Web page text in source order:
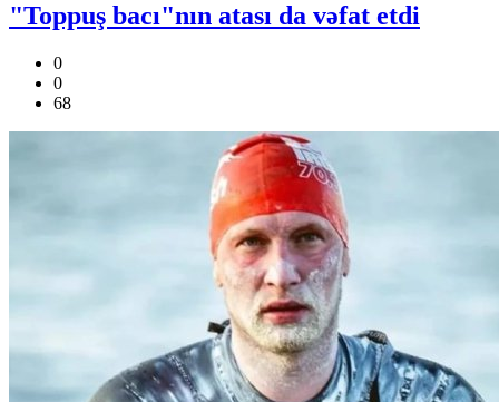
"Toppuş bacı"nın atası da vəfat etdi
0
0
68